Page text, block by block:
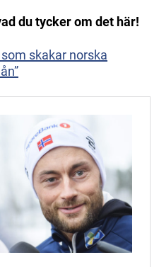
du tycker om det här!
skakar norska